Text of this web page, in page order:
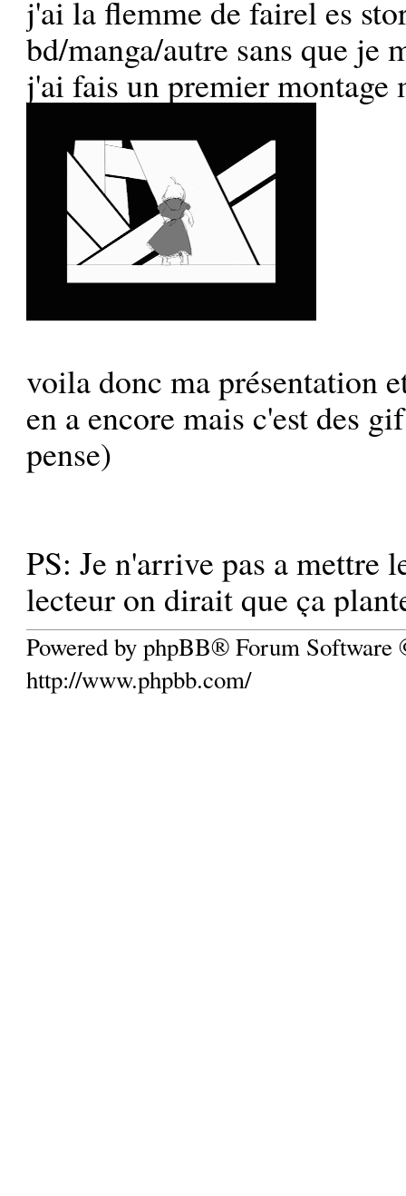
j'ai la flemme de fairel es
bd/manga/autre sans que je
j'ai fais un premier montage
voila donc ma présentation
en a encore mais c'est des
pense)
PS: Je n'arrive pas a mettre
lecteur on dirait que ça
Powered by phpBB® Forum
http://www.phpbb.com/